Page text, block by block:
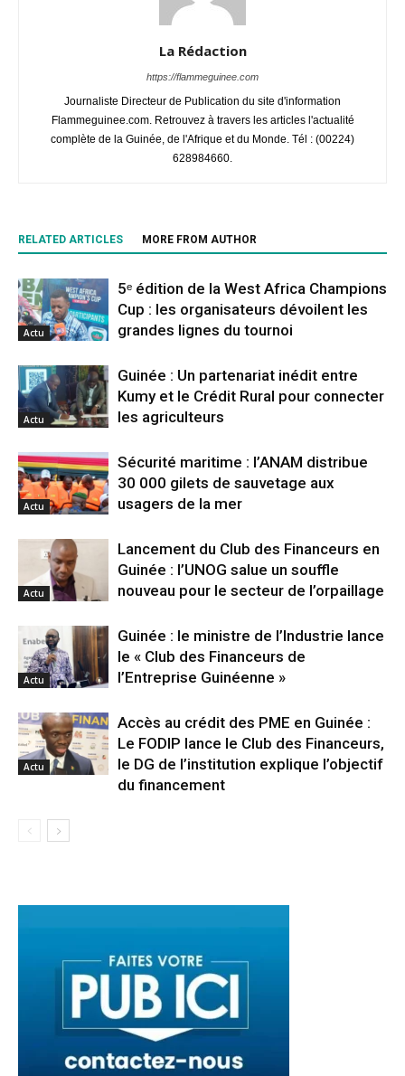
La Rédaction
https://flammeguinee.com
Journaliste Directeur de Publication du site d'information
Flammeguinee.com. Retrouvez à travers les articles l'actualité
complète de la Guinée, de l'Afrique et du Monde. Tél : (00224)
628984660.
RELATED ARTICLES MORE FROM AUTHOR
Actu
5ᵉ édition de la West Africa Champions
Cup : les organisateurs dévoilent les
grandes lignes du tournoi
Actu
Guinée : Un partenariat inédit entre
Kumy et le Crédit Rural pour connecter
les agriculteurs
Actu
Sécurité maritime : l’ANAM distribue
30 000 gilets de sauvetage aux
usagers de la mer
Actu
Lancement du Club des Financeurs en
Guinée : l’UNOG salue un souffle
nouveau pour le secteur de l’orpaillage
Actu
Guinée : le ministre de l’Industrie lance
le « Club des Financeurs de
l’Entreprise Guinéenne »
Actu
Accès au crédit des PME en Guinée :
Le FODIP lance le Club des Financeurs,
le DG de l’institution explique l’objectif
du financement